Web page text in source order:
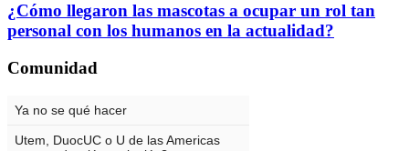
¿Cómo llegaron las mascotas a ocupar un rol tan
personal con los humanos en la actualidad?
Comunidad